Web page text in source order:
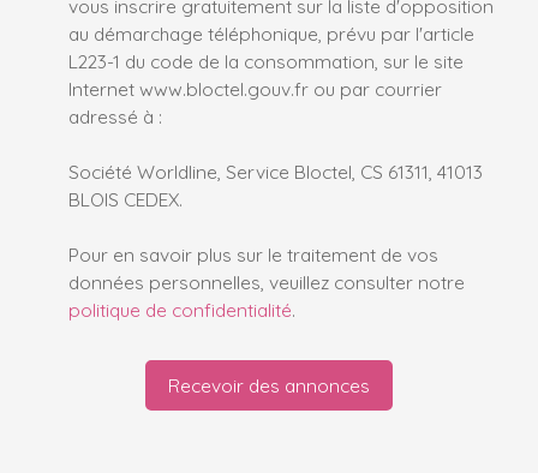
vous inscrire gratuitement sur la liste d'opposition
au démarchage téléphonique, prévu par l'article
L223-1 du code de la consommation, sur le site
Internet www.bloctel.gouv.fr ou par courrier
adressé à :
Société Worldline, Service Bloctel, CS 61311, 41013
BLOIS CEDEX.
Pour en savoir plus sur le traitement de vos
données personnelles, veuillez consulter notre
politique de confidentialité.
Recevoir des annonces